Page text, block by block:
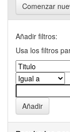
Comenzar
Añadir filtros:
Usa los filtros